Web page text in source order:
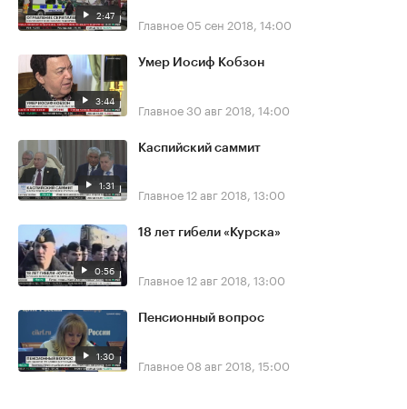
2:47 Главное 05 сен 2018, 14:00
3:44
Умер Иосиф Кобзон
Главное30 авг 2018, 14:00
1:31
Каспийский саммит
Главное12 авг 2018, 13:00
0:56
18 лет гибели «Курска»
Главное12 авг 2018, 13:00
1:30
Пенсионный вопрос
Главное 08 авг 2018, 15:00